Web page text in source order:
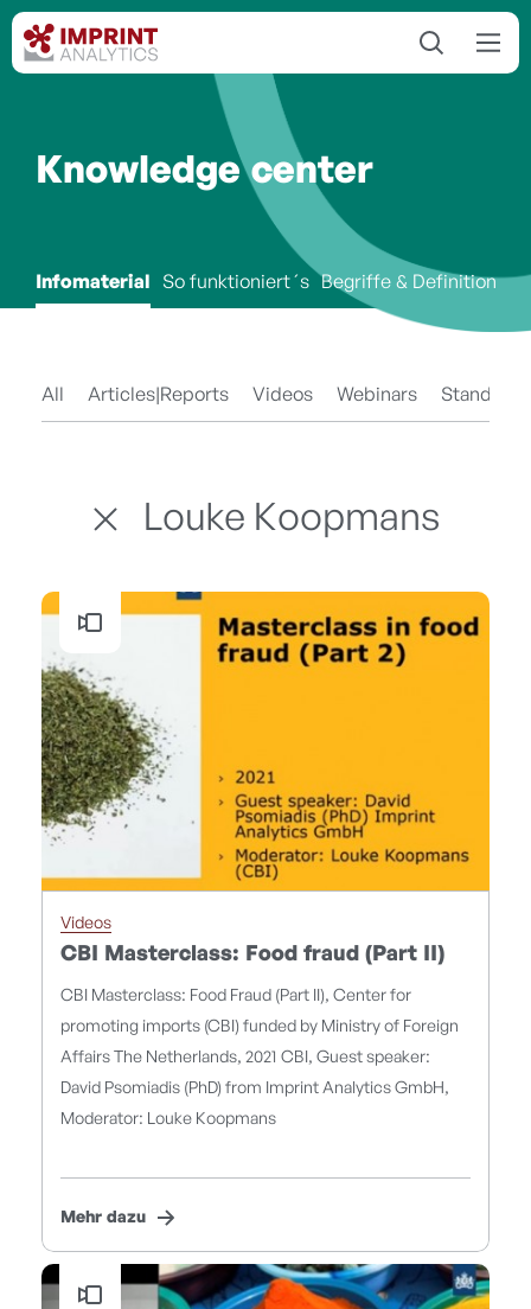
Knowledge center
Infomaterial So funktioniert´s Begriffe & Definitionen
All Articles|Reports Videos Webinars Standards
Louke Koopmans
Videos
CBI Masterclass: Food fraud (Part II)
CBI Masterclass: Food Fraud (Part II), Center for
promoting imports (CBI) funded by Ministry of Foreign
Affairs The Netherlands, 2021 CBI, Guest speaker:
David Psomiadis (PhD) from Imprint Analytics GmbH,
Moderator: Louke Koopmans
Mehr dazu